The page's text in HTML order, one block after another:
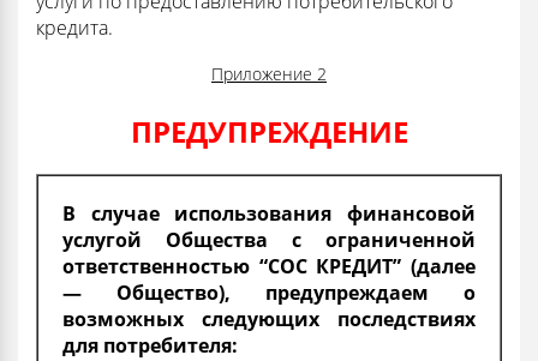
кредита.
Приложение 2
ПРЕДУПРЕЖДЕНИЕ
В случае использования финансовой
услугой Общества с ограниченной
ответственностью “СОС КРЕДИТ” (далее
— Общество), предупреждаем о
возможных следующих последствиях
для потребителя: